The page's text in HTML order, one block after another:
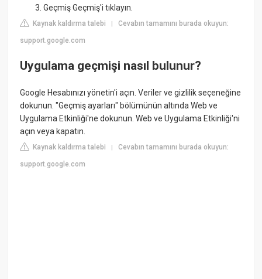
Geçmiş Geçmiş'i tıklayın.
Kaynak kaldırma talebi |Cevabın tamamını burada okuyun:
support.google.com
Uygulama geçmişi nasıl bulunur?
Google Hesabınızı yönetin'i açın. Veriler ve gizlilik seçeneğine
dokunun. "Geçmiş ayarları" bölümünün altında Web ve
Uygulama Etkinliği'ne dokunun. Web ve Uygulama Etkinliği'ni
açın veya kapatın.
Kaynak kaldırma talebi |Cevabın tamamını burada okuyun:
support.google.com